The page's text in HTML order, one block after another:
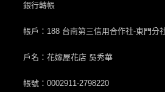
銀行轉帳
帳戶：188 台南第三信用合作社-東門分
戶名：花嫁屋花店 吳秀華
帳號：0002911-2798220